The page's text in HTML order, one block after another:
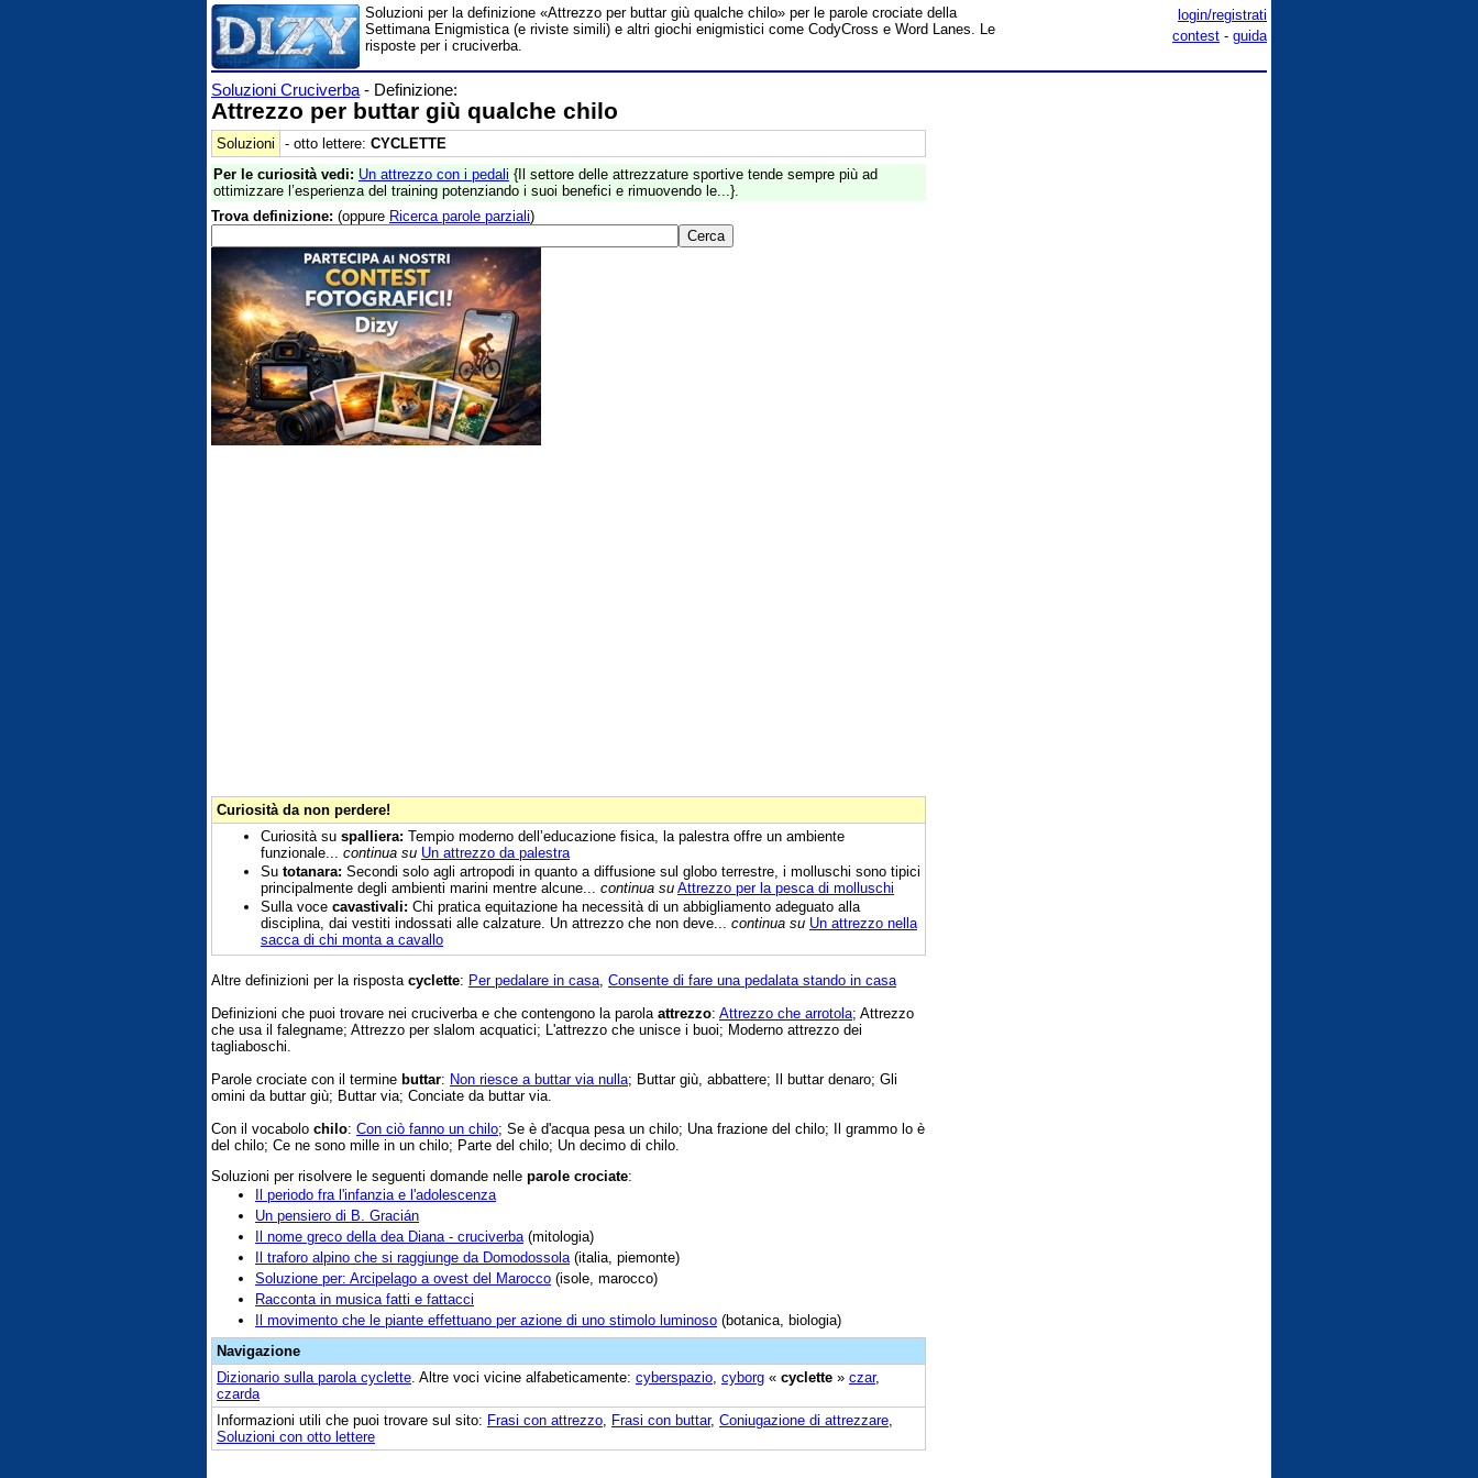
login/registrati
contest - guida
Soluzioni per la definizione «Attrezzo per buttar giù qualche chilo» per le parole crociate della
Settimana Enigmistica (e riviste simili) e altri giochi enigmistici come CodyCross e Word Lanes. Le
risposte per i cruciverba.
Soluzioni Cruciverba - Definizione:
Attrezzo per buttar giù qualche chilo
Soluzioni - otto lettere: CYCLETTE
Per le curiosità vedi: Un attrezzo con i pedali {Il settore delle attrezzature sportive tende sempre più ad
ottimizzare l’esperienza del training potenziando i suoi benefici e rimuovendo le...}.
Trova definizione: (oppure Ricerca parole parziali)
Curiosità da non perdere!
Curiosità su spalliera: Tempio moderno dell’educazione fisica, la palestra offre un ambiente
funzionale... continua su Un attrezzo da palestra
Su totanara: Secondi solo agli artropodi in quanto a diffusione sul globo terrestre, i molluschi sono tipici
principalmente degli ambienti marini mentre alcune... continua su Attrezzo per la pesca di molluschi
Sulla voce cavastivali: Chi pratica equitazione ha necessità di un abbigliamento adeguato alla
disciplina, dai vestiti indossati alle calzature. Un attrezzo che non deve... continua su Un attrezzo nella
sacca di chi monta a cavallo
Altre definizioni per la risposta cyclette: Per pedalare in casa Consente di fare una pedalata stando in casa
Definizioni che puoi trovare nei cruciverba e che contengono la parola attrezzo: Attrezzo che arrotola; Attrezzo
che usa il falegname; Attrezzo per slalom acquatici; L'attrezzo che unisce i buoi; Moderno attrezzo dei
tagliaboschi.
Parole crociate con il termine buttar: Non riesce a buttar via nulla; Buttar giù, abbattere; Il buttar denaro; Gli
omini da buttar giù; Buttar via; Conciate da buttar via.
Con il vocabolo chilo: Con ciò fanno un chilo; Se è d'acqua pesa un chilo; Una frazione del chilo; Il grammo lo è
del chilo; Ce ne sono mille in un chilo; Parte del chilo; Un decimo di chilo.
Soluzioni per risolvere le seguenti domande nelle parole crociate:
Il periodo fra l'infanzia e l'adolescenza
Un pensiero di B. Gracián
Il nome greco della dea Diana - cruciverba (mitologia)
Il traforo alpino che si raggiunge da Domodossola (italia, piemonte)
Soluzione per: Arcipelago a ovest del Marocco (isole, marocco)
Racconta in musica fatti e fattacci
Il movimento che le piante effettuano per azione di uno stimolo luminoso (botanica, biologia)
Navigazione
Dizionario sulla parola cyclette . Altre voci vicine alfabeticamente: cyberspazio cyborg « cyclette » czar,
czarda
Informazioni utili che puoi trovare sul sito: Frasi con attrezzo Frasi con buttar, Coniugazione di attrezzare
Soluzioni con otto lettere